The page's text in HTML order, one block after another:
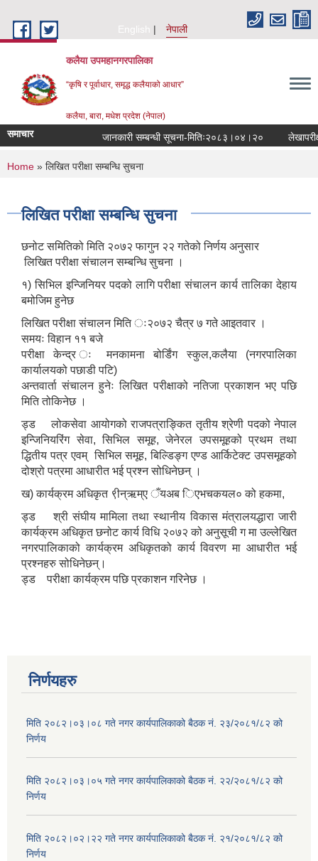
English
नेपाली
कलैया उपमहानगरपालिका
“कृषि र पूर्वाधार, समृद्ध कलैयाको आधार”
कलैया, बारा, मधेश प्रदेश (नेपाल)
समाचार जानकारी सम्बन्धी सूचना-मितिः२०८३।०४।२०
You are here
Home » लिखित परीक्षा सम्बन्धि सुचना
लिखित परीक्षा सम्बन्धि सुचना
छनोट समितिको मिति २०७२ फागुन २२ गतेको निर्णय अनुसार
लिखित परीक्षा संचालन सम्बन्धि सुचना ।
१) सिभिल इन्जिनियर पदको लागि परीक्षा संचालन कार्य तालिका देहाय
बमोजिम हुनेछ
लिखित परीक्षा संचालन मिति ः२०७२ चैत्र ७ गते आइतवार ।
समयः विहान ११ बजे
परीक्षा केन्द्र ः मनकामना बोर्डिंग स्कुल,कलैया (नगरपालिका
कार्यालयको पछाडी पटि)
अन्तवार्ता संचालन हुनेः लिखित परीक्षाको नतिजा प्रकाशन भए पछि
मिति तोकिनेछ ।
ड्ड लोकसेवा आयोगको राजपत्राङ्कित तृतीय श्रेणी पदको नेपाल
इन्जिनियरिंग सेवा, सिभिल समूह, जेनेरल उपसमूहको प्रथम तथा
द्धितीय पत्र एवम् सिभिल समूह, बिल्डिङ्ग एण्ड आर्किटेक्ट उपसमूहको
दोश्रो पत्रमा आधारीत भई प्रश्न सोधिनेछन् ।
ख) कार्यक्रम अधिकृत ९ीन्ऋम्ए ँयअब िएभचकयल० को हकमा,
ड्ड श्री संघीय मामिला तथा स्थानीय विकास मंत्रालयद्धारा जारी
कार्यक्रम अधिकृत छनोट कार्य विधि २०७२ को अनुसूची ग मा उल्लेखित
नगरपालिकाको कार्यक्रम अधिकृतको कार्य विवरण मा आधारीत भई
प्रश्नहरु सोधिनेछन्।
ड्ड परीक्षा कार्यक्रम पछि प्रकाशन गरिनेछ ।
निर्णयहरु
मिति २०८२।०३।०८ गते नगर कार्यपालिकाको बैठक नं. २३/२०८१/८२ को
निर्णय
मिति २०८२।०३।०५ गते नगर कार्यपालिकाको बैठक नं. २२/२०८१/८२ को
निर्णय
मिति २०८२।०२।२२ गते नगर कार्यपालिकाको बैठक नं. २१/२०८१/८२ को
निर्णय